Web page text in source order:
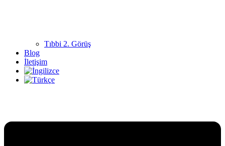
Tıbbi 2. Görüş
Blog
İletişim